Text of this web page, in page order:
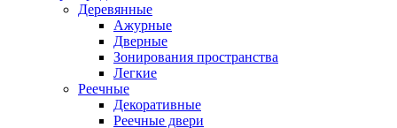
Деревянные
Ажурные
Дверные
Зонирования пространства
Легкие
Реечные
Декоративные
Реечные двери